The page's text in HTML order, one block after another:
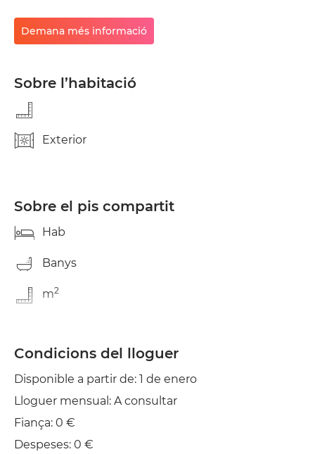
Demana més informació
Sobre l’habitació
Exterior
Sobre el pis compartit
Hab
Banys
m2
Condicions del lloguer
Disponible a partir de: 1 de enero
Lloguer mensual: A consultar
Fiança: 0 €
Despeses: 0 €